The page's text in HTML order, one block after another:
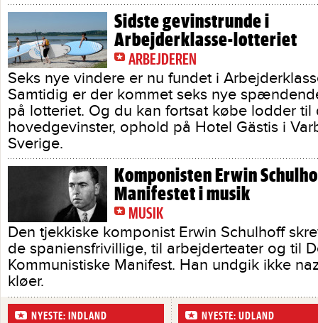
Sidste gevinstrunde i
Arbejderklasse-lotteriet
ARBEJDEREN
Seks nye vindere er nu fundet i
Samtidig er der kommet seks nye
på lotteriet. Og du kan fortsat købe lodder til
hovedgevinster, ophold på Hotel Gästis i
Sverige.
Komponisten Erwin
Manifestet i musik
MUSIK
Den tjekkiske komponist Erwin Schulhoff
de spaniensfrivillige, til arbejderteater og til
Kommunistiske Manifest. Han undgik ikke
kløer.
NYESTE: INDLAND NYESTE: UDLAND